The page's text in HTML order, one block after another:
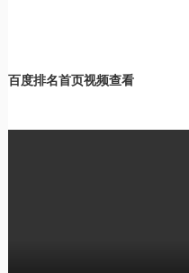
百度排名首页视频查看